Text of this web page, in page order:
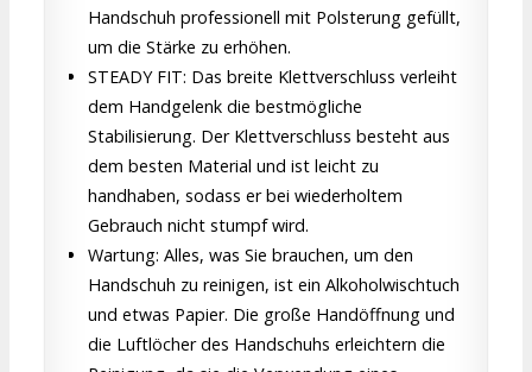
Handschuh professionell mit Polsterung gefüllt,
um die Stärke zu erhöhen.
STEADY FIT: Das breite Klettverschluss verleiht
dem Handgelenk die bestmögliche
Stabilisierung. Der Klettverschluss besteht aus
dem besten Material und ist leicht zu
handhaben, sodass er bei wiederholtem
Gebrauch nicht stumpf wird.
Wartung: Alles, was Sie brauchen, um den
Handschuh zu reinigen, ist ein Alkoholwischtuch
und etwas Papier. Die große Handöffnung und
die Luftlöcher des Handschuhs erleichtern die